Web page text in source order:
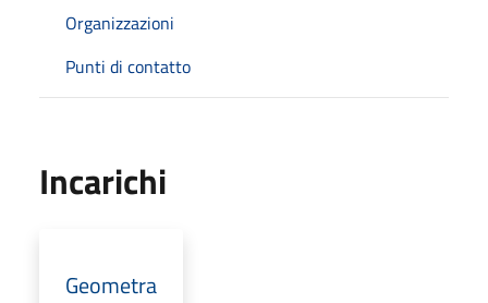
Organizzazioni
Punti di contatto
Incarichi
Geometra